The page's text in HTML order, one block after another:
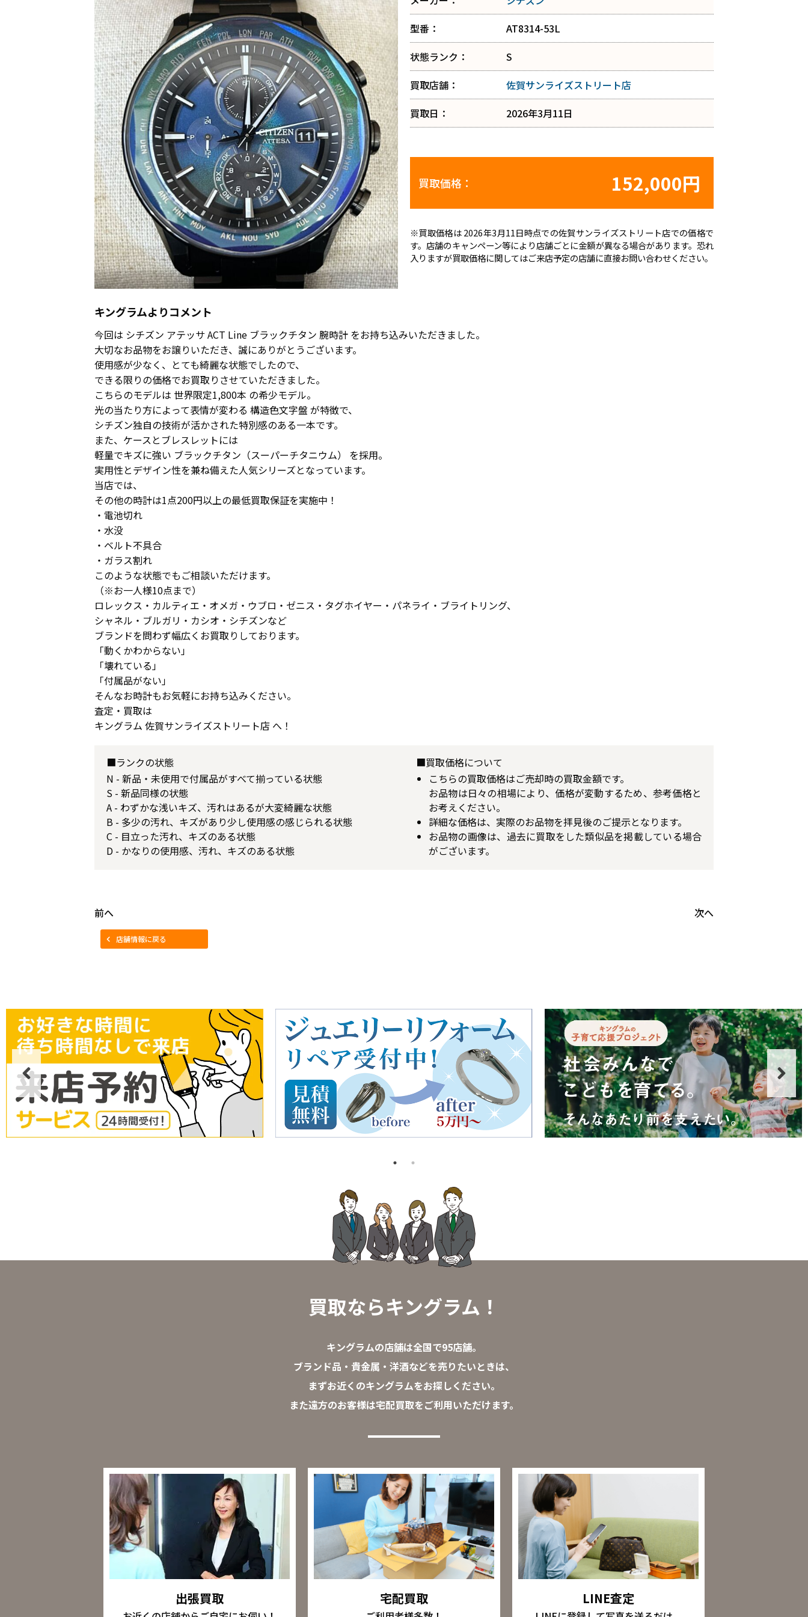
型番：
AT8314-53L
状態ランク：
S
買取店舗：
佐賀サンライズストリート店
買取日：
2026年3月11日
買取価格： 152,000円
※買取価格は 2026年3月11日時点での佐賀サンライズストリート店での価格で
す。店舗のキャンペーン等により店舗ごとに金額が異なる場合があります。恐れ
入りますが買取価格に関してはご来店予定の店舗に直接お問い合わせください。
キングラムよりコメント
今回は シチズン アテッサ ACT Line ブラックチタン 腕時計 をお持ち込みいただきました。
大切なお品物をお譲りいただき、誠にありがとうございます。
使用感が少なく、とても綺麗な状態でしたので、
できる限りの価格でお買取りさせていただきました。
こちらのモデルは 世界限定1,800本 の希少モデル。
光の当たり方によって表情が変わる 構造色文字盤 が特徴で、
シチズン独自の技術が活かされた特別感のある一本です。
また、ケースとブレスレットには
軽量でキズに強い ブラックチタン（スーパーチタニウム） を採用。
実用性とデザイン性を兼ね備えた人気シリーズとなっています。
当店では、
その他の時計は1点200円以上の最低買取保証を実施中！
・電池切れ
・水没
・ベルト不具合
・ガラス割れ
このような状態でもご相談いただけます。
（※お一人様10点まで）
ロレックス・カルティエ・オメガ・ウブロ・ゼニス・タグホイヤー・パネライ・ブライトリング、
シャネル・ブルガリ・カシオ・シチズンなど
ブランドを問わず幅広くお買取りしております。
「動くかわからない」
「壊れている」
「付属品がない」
そんなお時計もお気軽にお持ち込みください。
査定・買取は
キングラム 佐賀サンライズストリート店 へ！
■ランクの状態
N - 新品・未使用で付属品がすべて揃っている状態
S - 新品同様の状態
A - わずかな浅いキズ、汚れはあるが大変綺麗な状態
B - 多少の汚れ、キズがあり少し使用感の感じられる状態
C - 目立った汚れ、キズのある状態
D - かなりの使用感、汚れ、キズのある状態
■買取価格について
こちらの買取価格はご売却時の買取金額です。
お品物は日々の相場により、価格が変動するため、参考価格と
お考えください。
詳細な価格は、実際のお品物を拝見後のご提示となります。
お品物の画像は、過去に買取をした類似品を掲載している場合
がございます。
前へ 次へ
店舗情報に戻る
買取ならキングラム！
キングラムの店舗は全国で95店舗。
ブランド品・貴金属・洋酒などを売りたいときは、
まずお近くのキングラムをお探しください。
また遠方のお客様は宅配買取をご利用いただけます。
出張買取 宅配買取 LINE査定